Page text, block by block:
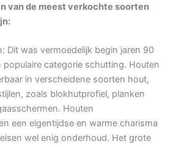
van de meest verkochte soorten
Dit was vermoedelijk begin jaren 90
populaire categorie schutting. Houten
in verscheidene soorten hout,
zoals blokhutprofiel, planken
Houten
een eigentijdse en warme charisma
wel enig onderhoud. Het grote